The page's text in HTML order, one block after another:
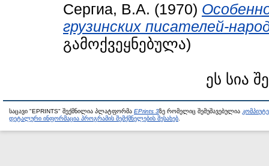
Сергиа, В.А. (1970)
грузинских писателей-
გამოქვეყნებულა)
ეს სია
საცავი "EPRINTS" შექმნილია პლატფორმა EPrints 3ზე რომელიც შემუშავებულია
დეტალური ინფორმაცია პროგრამის შემქმნელების შესახებ